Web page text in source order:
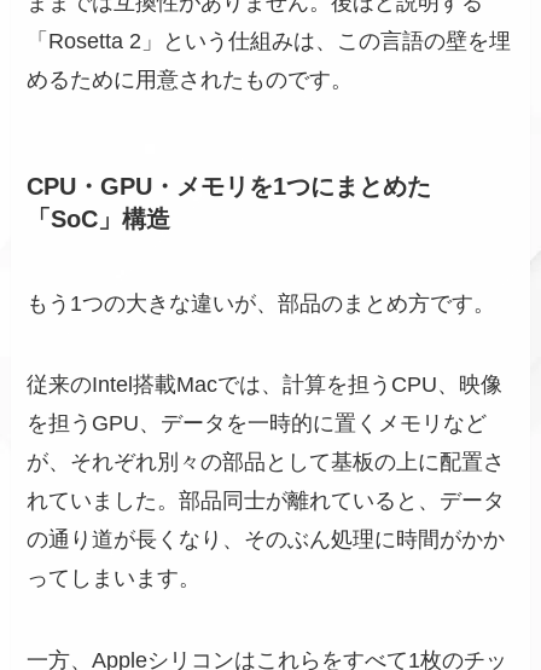
「Rosetta 2」という仕組みは、この言語の壁を埋
めるために用意されたものです。
CPU・GPU・メモリを1つにまとめた
「SoC」構造
もう1つの大きな違いが、部品のまとめ方です。
従来のIntel搭載Macでは、計算を担うCPU、映像
を担うGPU、データを一時的に置くメモリなど
が、それぞれ別々の部品として基板の上に配置さ
れていました。部品同士が離れていると、データ
の通り道が長くなり、そのぶん処理に時間がかか
ってしまいます。
一方、Appleシリコンはこれらをすべて1枚のチッ